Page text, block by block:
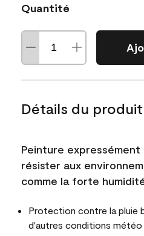
Quantité
Détails du produit
Peinture
résister aux
comme la forte
Protection contre la pluie
d'autres conditions météo